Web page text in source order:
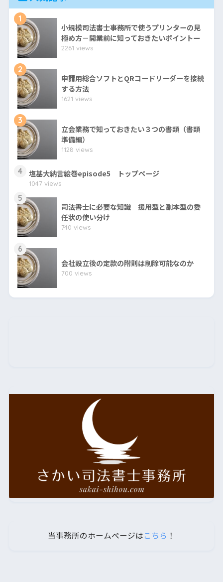
1
小規模司法書士事務所で使うプリンターの見
極め方－開業前に知っておきたいポイントー
2261 views
2
申請用総合ソフトとQRコードリーダーを接続
する方法
1621 views
3
立会業務で知っておきたい３つの書類（書類
準備編）
1128 views
4 塩基大納言絵巻episode5 トップページ
1047 views
5
司法書士に必要な知識 援用型と副本型の委
任状の使い分け
740 views
6
会社設立後の定款の附則は削除可能なのか
700 views
当事務所のホームページはこちら ！